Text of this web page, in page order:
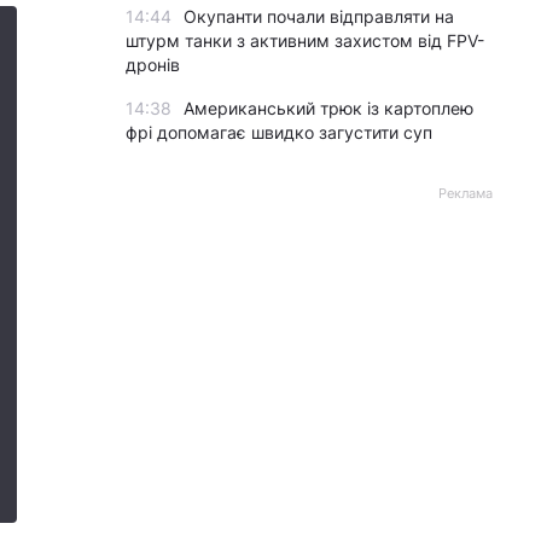
14:44
Окупанти почали відправляти на
штурм танки з активним захистом від FPV-
дронів
14:38
Американський трюк із картоплею
фрі допомагає швидко загустити суп
Реклама